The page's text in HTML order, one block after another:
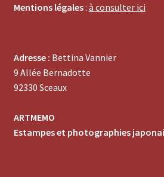
Mentions légales: à consulter ici
Adresse : Bettina Vannier
9 Allée Bernadotte
92330 Sceaux
ARTMEMO
Estampes et photographies